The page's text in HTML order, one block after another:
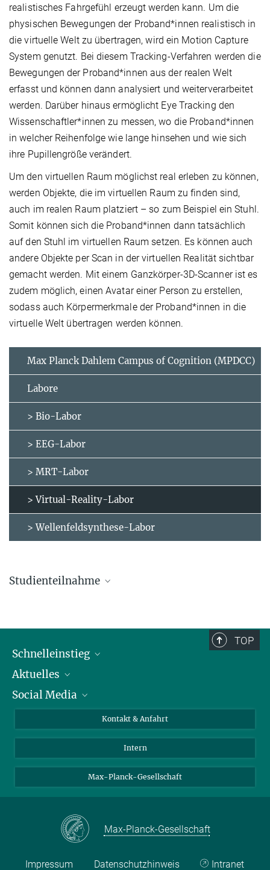
realistisches Fahrgefühl erzeugt werden kann. Um die
physischen Bewegungen der Proband*innen realistisch in
die virtuelle Welt zu übertragen, wird ein Motion Capture
System genutzt. Bei diesem Tracking-Verfahren werden die
Bewegungen der Proband*innen aus der realen Welt
erfasst und können dann analysiert und weiterverarbeitet
werden. Darüber hinaus ermöglicht Eye Tracking den
Wissenschaftler*innen zu messen, wo die Proband*innen
in welcher Reihenfolge wie lange hinsehen und wie sich
ihre Pupillengröße verändert.
Um den virtuellen Raum möglichst real erleben zu können,
werden Objekte, die im virtuellen Raum zu finden sind,
auch im realen Raum platziert – so zum Beispiel ein Stuhl.
Somit können sich die Proband*innen dann tatsächlich
auf den Stuhl im virtuellen Raum setzen. Es können auch
andere Objekte per Scan in der virtuellen Realität sichtbar
gemacht werden. Mit einem Ganzkörper-3D-Scanner ist es
zudem möglich, einen Avatar einer Person zu erstellen,
sodass auch Körpermerkmale der Proband*innen in die
virtuelle Welt übertragen werden können.
Max Planck Dahlem Campus of Cognition (MPDCC)
Labore
> Bio-Labor
> EEG-Labor
> MRT-Labor
> Virtual-Reality-Labor
> Wellenfeldsynthese-Labor
Studienteilnahme
Hier anmelden.
TOP
Schnelleinstieg
Personen
Pressebereich
Aktuelles
Stellenangebote
Social Media
LinkedIn
Kontakt & Anfahrt
Intern
Max-Planck-Gesellschaft
Max-Planck-Gesellschaft
Impressum Datenschutzhinweis Intranet